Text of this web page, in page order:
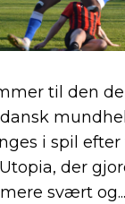
til den
i spil efter
der
svært og...